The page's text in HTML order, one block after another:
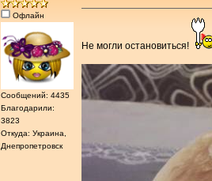
Офлайн
Сообщений: 4435
Благодарили:
3823
Откуда: Украина,
Днепропетровск
Не могли остановиться!